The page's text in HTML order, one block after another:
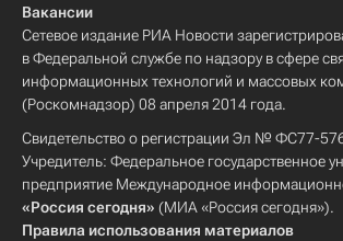
Вакансии
Сетевое издание РИА Новости
в Федеральной службе по надзору в сфере
информационных технологий и массовых
(Роскомнадзор) 08 апреля 2014 года.
Свидетельство о регистрации Эл № ФС77-
Учредитель: Федеральное государственное
предприятие Международное
«Россия сегодня» (МИА «Россия сегодня»).
Правила использования материалов